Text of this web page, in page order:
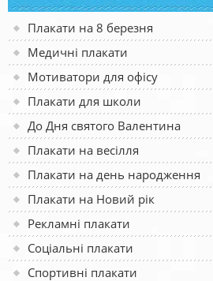
Плакати на 8 березня
Медичні плакати
Мотиватори для офісу
Плакати для школи
До Дня святого Валентина
Плакати на весілля
Плакати на день народження
Плакати на Новий рік
Рекламні плакати
Соціальні плакати
Спортивні плакати